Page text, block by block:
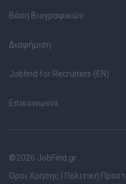
Βάση Βιογραφικών
Διαφήμιση
Jobfind for Recruiters (EN)
Επικοινωνία
©2026 JobFind.gr
Όροι Χρήσης
Πολιτική